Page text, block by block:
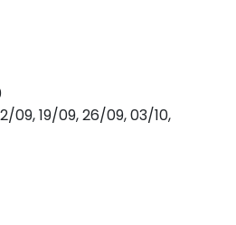
09, 19/09, 26/09, 03/10,